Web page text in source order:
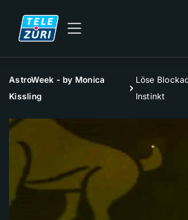
AstroWeek - by Monica
Kissling
Löse
Instinkt